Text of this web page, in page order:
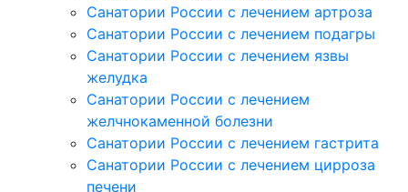
Санатории России с лечением артроза
Санатории России с лечением подагры
Санатории России с лечением язвы
желудка
Санатории России с лечением
желчнокаменной болезни
Санатории России с лечением гастрита
Санатории России с лечением цирроза
печени